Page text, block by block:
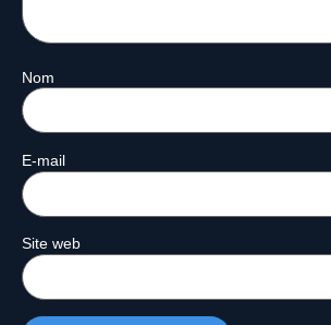
Nom
E-mail
Site web